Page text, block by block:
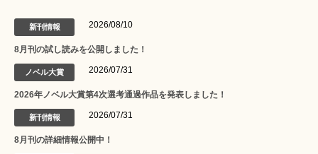
新刊情報 2026/08/10
8月刊の試し読みを公開しました！
ノベル大賞 2026/07/31
2026年ノベル大賞第4次選考通過作品を発表しました！
新刊情報 2026/07/31
8月刊の詳細情報公開中！